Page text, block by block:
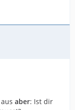
aber: Ist dir